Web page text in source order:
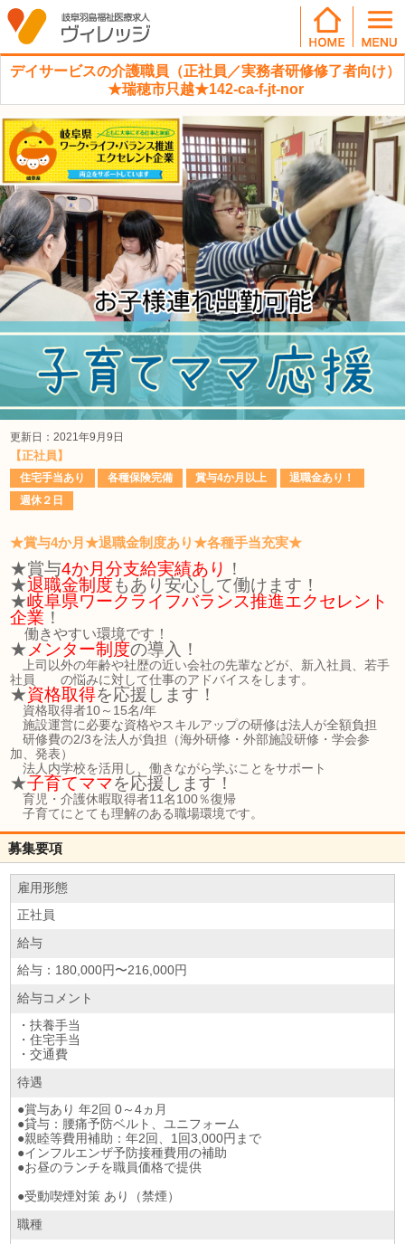
デイサービスの介護職員（正社員／実務者研修修了者向け）
★瑞穂市只越★142-ca-f-jt-nor
更新日：2021年9月9日
【正社員】
住宅手当あり 各種保険完備 賞与4か月以上
退職金あり！
週休２日
★賞与4か月★退職金制度あり★各種手当充実★
★賞与4か月分支給実績あり ！
★退職金制度もあり安心して働けます！
★岐阜県ワークライフバランス推進エクセレント
企業 ！
働きやすい環境です！
★メンター制度の導入！
上司以外の年齢や社歴の近い会社の先輩などが、新入社員、若手
社員 の悩みに対して仕事のアドバイスをします。
★資格取得を応援します！
資格取得者10～15名/年
施設運営に必要な資格やスキルアップの研修は法人が全額負担
研修費の2/3を法人が負担（海外研修・外部施設研修・学会参
加、発表）
法人内学校を活用し、働きながら学ぶことをサポート
★子育てママを応援します！
育児・介護休暇取得者11名100％復帰
子育てにとても理解のある職場環境です。
募集要項
雇用形態
正社員
給与
給与：180,000円〜216,000円
給与コメント
・扶養手当
・住宅手当
・交通費
待遇
●賞与あり 年2回 0～4ヵ月
●貸与：腰痛予防ベルト、ユニフォーム
●親睦等費用補助：年2回、1回3,000円まで
●インフルエンザ予防接種費用の補助
●お昼のランチを職員価格で提供
●受動喫煙対策 あり（禁煙）
職種